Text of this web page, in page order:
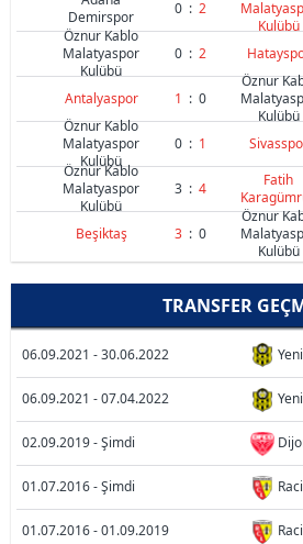
Demirspor
0 : 2
Kulübü
Öznur Kablo
Malatyaspor
Kulübü
0 : 2
Antalyaspor 1 : 0
Öznur
Kulübü
Öznur Kablo
Malatyaspor
Kulübü
0 : 1
Öznur Kablo
Malatyaspor
Kulübü
3 : 4
Fatih
Beşiktaş 3 : 0
Öznur
Kulübü
TRANSFER
06.09.2021 - 30.06.2022
06.09.2021 - 07.04.2022
02.09.2019 - Şimdi
01.07.2016 - Şimdi
01.07.2016 - 01.09.2019